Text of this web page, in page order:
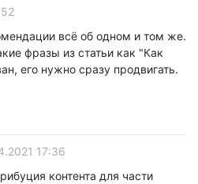
всё об одном и том же.
фразы из статьи как "Как
его нужно сразу продвигать.
17:36
контента для части